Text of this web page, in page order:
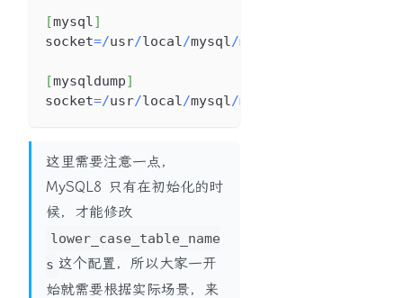
[mysql]
socket=/usr/local/mysql/mysql
[mysqldump]
socket=/usr/local/mysql/mysql
这里需要注意一点，
MySQL8 只有在初始化的时
候，才能修改
lower_case_table_name
s 这个配置，所以大家一开
始就需要根据实际场景，来